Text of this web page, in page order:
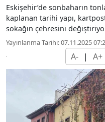
Eskişehir’de sonbaharın
kaplanan tarihi yapı,
sokağın çehresini
Yayınlanma Tarihi: 07.11.2025
A- | A+